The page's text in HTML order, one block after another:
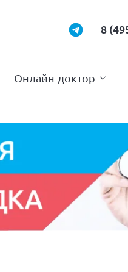
8
Проктология
Психотерапия
Онлайн-доктор